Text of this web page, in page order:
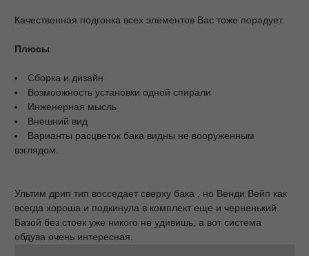
Качественная подгонка всех элементов Вас тоже порадует.
Плюсы
Сборка и дизайн
Возмоожность установки одной спирали
Инженерная мысль
Внешний вид
Варианты расцветок бака видны не вооруженным
взглядом.
Ультим дрип тип восседает сверху бака , но Венди Вейп как
всегда хороша и подкинула в комплект еще и черненький.
Базой без стоек уже никого не удивишь, а вот система
обдува очень интересная.